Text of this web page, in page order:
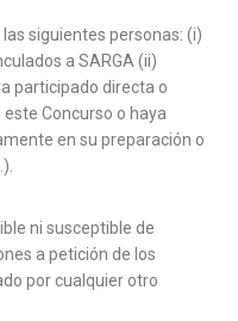
siguientes personas: (i)
a SARGA (ii)
participado directa o
Concurso o haya
en su preparación o
ni susceptible de
a petición de los
por cualquier otro